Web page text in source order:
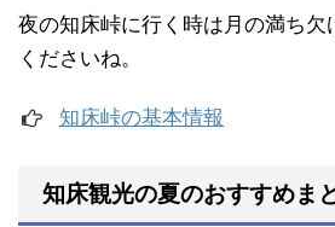
夜の知床峠に行く時は月の満ち欠
くださいね。
知床峠の基本情報
知床観光の夏のおすすめま